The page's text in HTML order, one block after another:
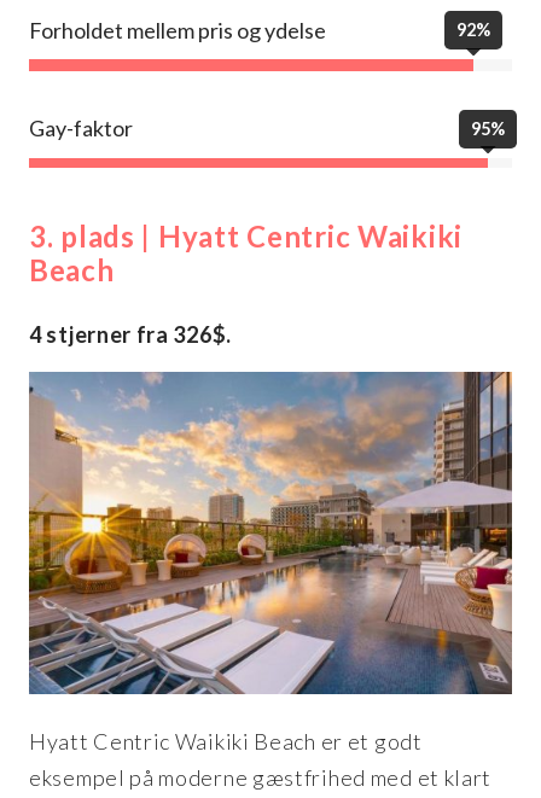
Forholdet mellem pris og ydelse 92%
Gay-faktor 95%
3. plads | Hyatt Centric Waikiki
Beach
4 stjerner fra 326$.
Hyatt Centric Waikiki Beach er et godt
eksempel på moderne gæstfrihed med et klart